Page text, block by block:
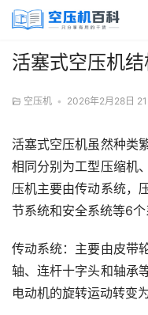
活塞式空压机
空压机 • 2026年2月28日
活塞式空压机虽然种类
相同分别为工型压缩机
压机主要由传动系统，
节系统和安全系统等6个
传动系统：主要由皮带
轴、连杆十字头和轴承
电动机的旋转运动转变